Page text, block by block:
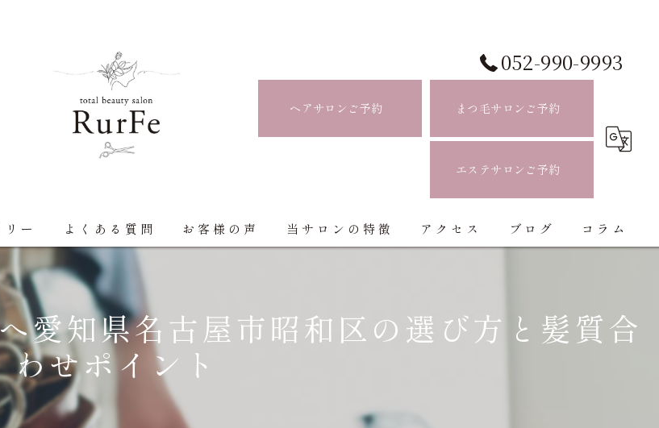
052-990-9993
ヘアサロンご予約 まつ毛サロンご予約
エステサロンご予約
リー よくある質問 お客様の声 当サロンの特徴
ハイライト
アクセス ブログ コラム
愛知県名古屋市昭和区の選び方と髪質合
わせポイント